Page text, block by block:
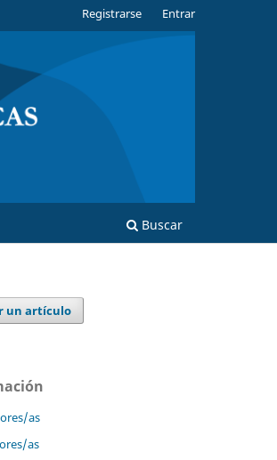
Buscar
Registrarse Entrar
un artículo
as
as